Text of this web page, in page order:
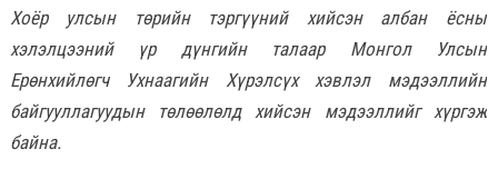
Хоёр улсын төрийн тэргүүний хийсэн албан ёсны
хэлэлцээний үр дүнгийн талаар Монгол Улсын
Ерөнхийлөгч Ухнаагийн Хүрэлсүх хэвлэл мэдээллийн
байгууллагуудын төлөөлөлд хийсэн мэдээллийг хүргэж
байна.